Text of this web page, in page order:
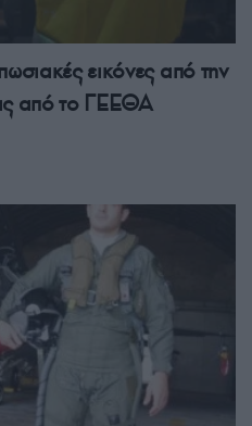
εικόνες από την
από το ΓΕΕΘΑ